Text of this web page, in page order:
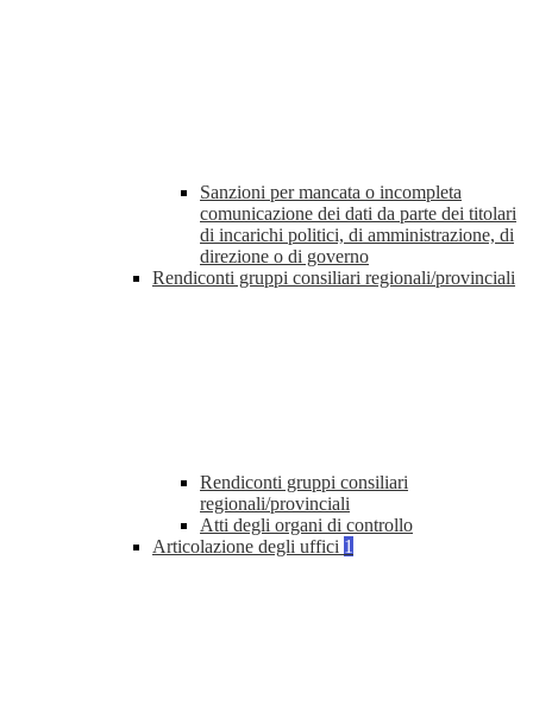
Sanzioni per mancata o incompleta
comunicazione dei dati da parte dei titolari
di incarichi politici, di amministrazione, di
direzione o di governo
Rendiconti gruppi consiliari regionali/provinciali
Rendiconti gruppi consiliari
regionali/provinciali
Atti degli organi di controllo
Articolazione degli uffici 1